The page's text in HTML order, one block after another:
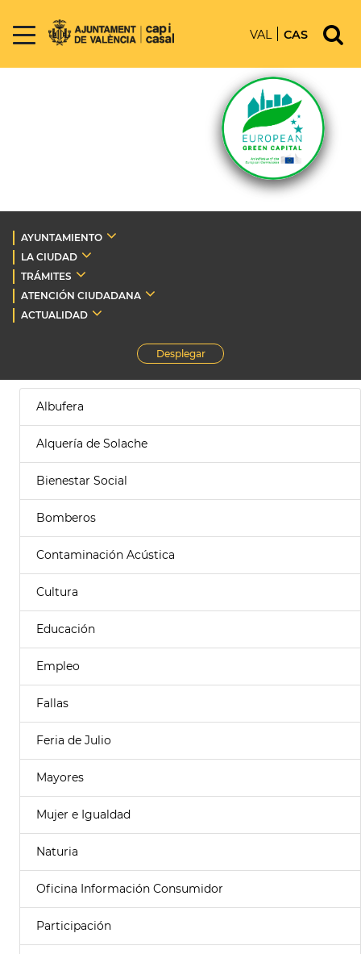
VAL CAS
AYUNTAMIENTO
LA CIUDAD
TRÁMITES
ATENCIÓN CIUDADANA
ACTUALIDAD
Desplegar
Albufera
Alquería de Solache
Bienestar Social
Bomberos
Contaminación Acústica
Cultura
Educación
Empleo
Fallas
Feria de Julio
Mayores
Mujer e Igualdad
Naturia
Oficina Información Consumidor
Participación